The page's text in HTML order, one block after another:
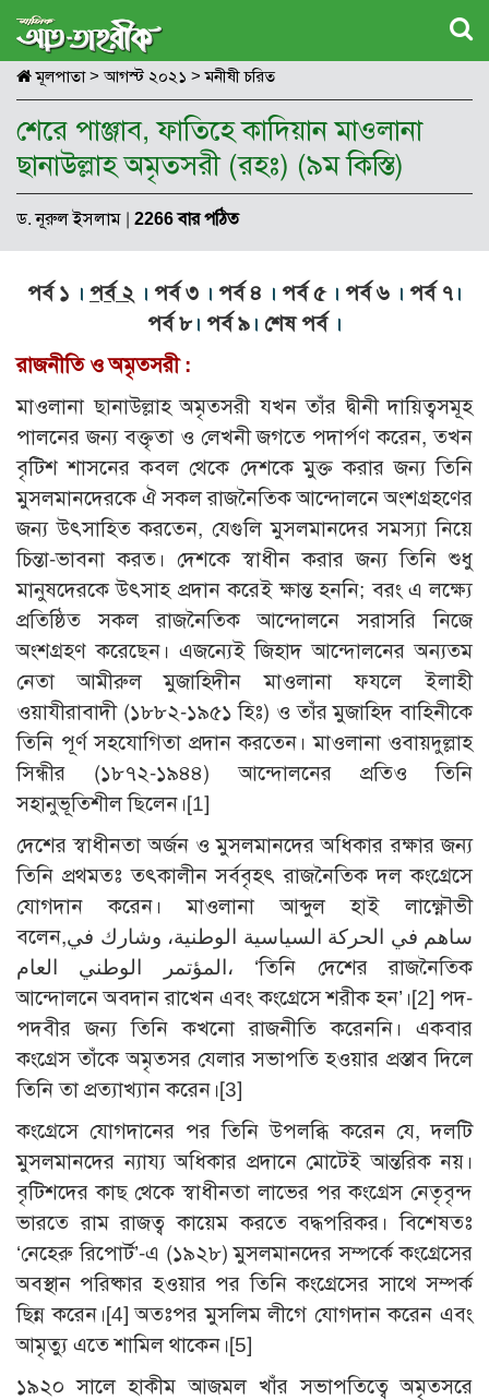
মূলপাতা> আগস্ট ২০২১ > মনীষী চরিত
শেরে পাঞ্জাব, ফাতিহে কাদিয়ান মাওলানা
ছানাউল্লাহ অমৃতসরী (রহঃ) (৯ম কিস্তি)
ড. নূরুল ইসলাম | 2266 বার পঠিত
পর্ব ১ । পর্ব ২ । পর্ব ৩ । পর্ব ৪ । পর্ব ৫। পর্ব ৬ । পর্ব ৭ ।
পর্ব ৮। পর্ব ৯ । শেষ পর্ব ।
রাজনীতি ও অমৃতসরী :
মাওলানা ছানাউল্লাহ অমৃতসরী যখন তাঁর দ্বীনী দায়িত্বসমূহ
পালনের জন্য বক্তৃতা ও লেখনী জগতে পদার্পণ করেন, তখন
বৃটিশ শাসনের কবল থেকে দেশকে মুক্ত করার জন্য তিনি
মুসলমানদেরকে ঐ সকল রাজনৈতিক আন্দোলনে অংশগ্রহণের
জন্য উৎসাহিত করতেন, যেগুলি মুসলমানদের সমস্যা নিয়ে
চিন্তা-ভাবনা করত। দেশকে স্বাধীন করার জন্য তিনি শুধু
মানুষদেরকে উৎসাহ প্রদান করেই ক্ষান্ত হননি; বরং এ লক্ষ্যে
প্রতিষ্ঠিত সকল রাজনৈতিক আন্দোলনে সরাসরি নিজে
অংশগ্রহণ করেছেন। এজন্যেই জিহাদ আন্দোলনের অন্যতম
নেতা আমীরুল মুজাহিদীন মাওলানা ফযলে ইলাহী
ওয়াযীরাবাদী (১৮৮২-১৯৫১ হিঃ) ও তাঁর মুজাহিদ বাহিনীকে
তিনি পূর্ণ সহযোগিতা প্রদান করতেন। মাওলানা ওবায়দুল্লাহ
সিন্ধীর (১৮৭২-১৯৪৪) আন্দোলনের প্রতিও তিনি
সহানুভূতিশীল ছিলেন।[1]
দেশের স্বাধীনতা অর্জন ও মুসলমানদের অধিকার রক্ষার জন্য
তিনি প্রথমতঃ তৎকালীন সর্ববৃহৎ রাজনৈতিক দল কংগ্রেসে
যোগদান করেন। মাওলানা আব্দুল হাই লাক্ষ্ণৌভী
বলেন,ساهم في الحركة السياسية الوطنية، وشارك في
المؤتمر الوطني العام، ‘তিনি দেশের রাজনৈতিক
আন্দোলনে অবদান রাখেন এবং কংগ্রেসে শরীক হন’।[2] পদ-
পদবীর জন্য তিনি কখনো রাজনীতি করেননি। একবার
কংগ্রেস তাঁকে অমৃতসর যেলার সভাপতি হওয়ার প্রস্তাব দিলে
তিনি তা প্রত্যাখ্যান করেন।[3]
কংগ্রেসে যোগদানের পর তিনি উপলব্ধি করেন যে, দলটি
মুসলমানদের ন্যায্য অধিকার প্রদানে মোটেই আন্তরিক নয়।
বৃটিশদের কাছ থেকে স্বাধীনতা লাভের পর কংগ্রেস নেতৃবৃন্দ
ভারতে রাম রাজত্ব কায়েম করতে বদ্ধপরিকর। বিশেষতঃ
‘নেহেরু রিপোর্ট’-এ (১৯২৮) মুসলমানদের সম্পর্কে কংগ্রেসের
অবস্থান পরিষ্কার হওয়ার পর তিনি কংগ্রেসের সাথে সম্পর্ক
ছিন্ন করেন।[4] অতঃপর মুসলিম লীগে যোগদান করেন এবং
আমৃত্যু এতে শামিল থাকেন।[5]
১৯২০ সালে হাকীম আজমল খাঁর সভাপতিত্বে অমৃতসরে